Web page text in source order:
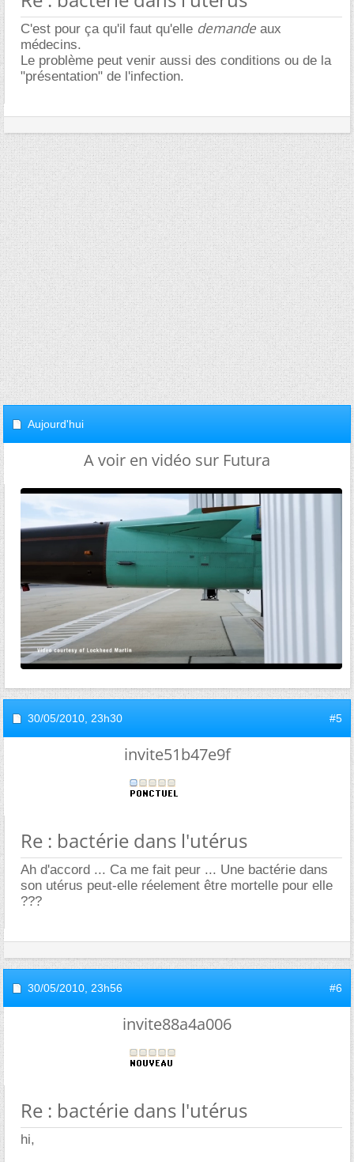
C'est pour ça qu'il faut qu'elle demande aux
médecins.
Le problème peut venir aussi des conditions ou de la
"présentation" de l'infection.
Aujourd'hui
A voir en vidéo sur Futura
30/05/2010, 23h30 #5
invite51b47e9f
Re : bactérie dans l'utérus
Ah d'accord ... Ca me fait peur ... Une bactérie dans
son utérus peut-elle réelement être mortelle pour elle
???
30/05/2010, 23h56 #6
invite88a4a006
Re : bactérie dans l'utérus
hi,